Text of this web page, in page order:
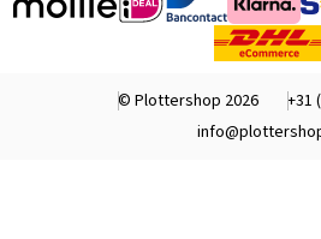
© Plottershop 2026
+31